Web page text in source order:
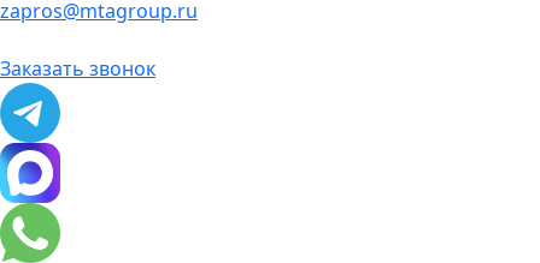
zapros@mtagroup.ru
Заказать звонок